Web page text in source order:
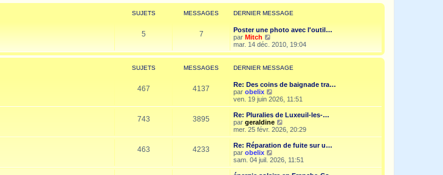
SUJETS MESSAGES DERNIER MESSAGE
5 7
Poster une photo avec l'outil…
par Mitch
o
i
r
l
e
r
n
i
e
r
m
e
s
s
a
g
mar. 14 déc. 2010, 19:04
SUJETS MESSAGES DERNIER MESSAGE
467 4137
Re: Des coins de baignade tra…
par obelix
o
i
r
l
e
r
n
i
ven. 19 juin 2026, 11:51
743 3895
Re: Pluralies de Luxeuil-les-…
par geraldine
o
i
r
e
d
mer. 25 févr. 2026, 20:29
463 4233
Re: Réparation de fuite sur u…
par obelix
o
i
r
sam. 04 juil. 2026, 11:51